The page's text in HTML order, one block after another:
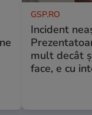
GSP.RO
Incident
mult decât
face, e cu